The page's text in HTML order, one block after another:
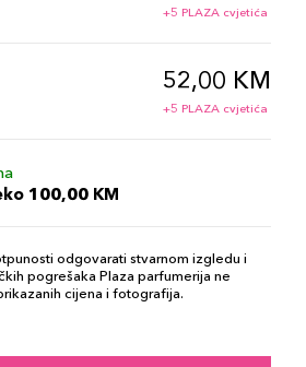
+5 PLAZA cvjetića
52,00 KM
+5 PLAZA cvjetića
100,00 KM
odgovarati stvarnom izgledu i
pogrešaka Plaza parfumerija ne
cijena i fotografija.